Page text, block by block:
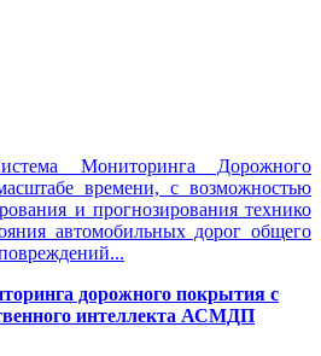
Мониторинга Дорожного
времени, с возможностью
и прогнозирования технико
автомобильных дорог общего
дорожного покрытия с
интеллекта АСМДП